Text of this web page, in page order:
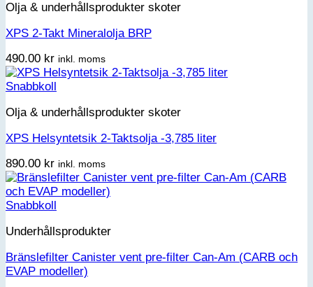
Olja & underhållsprodukter skoter
XPS 2-Takt Mineralolja BRP
490.00 kr inkl. moms
Snabbkoll
Olja & underhållsprodukter skoter
XPS Helsyntetsik 2-Taktsolja -3,785 liter
890.00 kr inkl. moms
Snabbkoll
Underhållsprodukter
Bränslefilter Canister vent pre-filter Can-Am (CARB och
EVAP modeller)